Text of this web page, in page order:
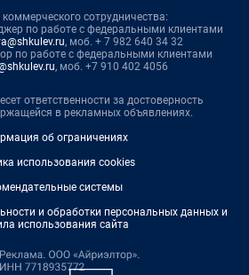
сотрудничества:
по работе с федеральными клиентами
, моб. + 7 982 640 34 32
по работе с федеральными клиентами
, моб. +7 910 402 4056
ответственности за достоверность
в рекламных объявлениях.
об ограничениях
использования cookies
системы
и обработки персональных данных и
использования сайта